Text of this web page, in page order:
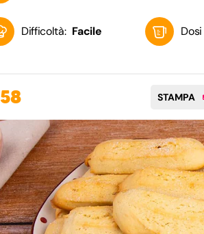
Difficoltà: Facile
58 STAMPA